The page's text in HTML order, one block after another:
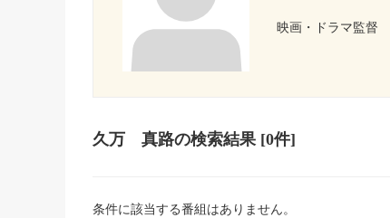
映画・ドラマ監督
久万 真路の検索結果[0件]
条件に該当する番組はありません。